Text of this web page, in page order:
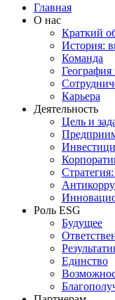
Главная
О нас
Краткий
История:
Команда
География
Карьера
Деятельность
Цель и
Роль ESG
Будущее
Единство